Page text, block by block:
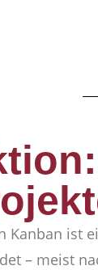
Kanban ist
– meist